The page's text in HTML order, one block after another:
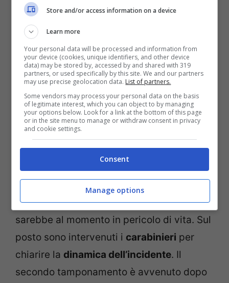
L’incidente è avvenuto sta mattina intorno
alle 6 aPisa, in zona Martellini. L’uomo
rimasto ucciso dall’impatto è un 32enne di
nazionalità domenicana residente a
Livorno. Lo scontro è avvenuto con una
motociclista che viaggiava in direzione di
Livorno. Tre i feriti in totale, si tratta di 3
persone di 49, 32 e 44 anni, tutte residenti
a Livorno, trasportate in codice giallo
all’ospedale Cisanello. Nessuno dei feriti
sarebbe al momento in pericolo di vita. Sul
posto sono intervenuti i carabinieri per
chiarire la dinamica dell’incidente. Il
secondo tamponamento è avvenuto dopo
Store and/or access information on a device
Learn more
Your personal data will be processed and information from
your device (cookies, unique identifiers, and other device
data) may be stored by, accessed by and shared with 319
partners, or used specifically by this site. We and our partners
may use precise geolocation data. List of partners.
Some vendors may process your personal data on the basis
of legitimate interest, which you can object to by managing
your options below. Look for a link at the bottom of this page
or in the site menu to manage or withdraw consent in privacy
and cookie settings.
Consent
Manage options